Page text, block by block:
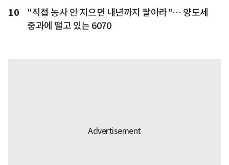
10
"직접 농사 안 지으면 내년까지 팔아라"… 양도세
중과에 떨고 있는 6070